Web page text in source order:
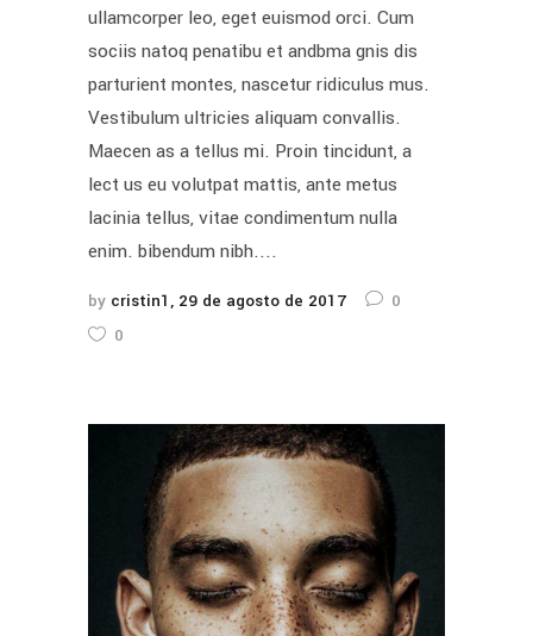
ullamcorper leo, eget euismod orci. Cum
sociis natoq penatibu et andbma gnis dis
parturient montes, nascetur ridiculus mus.
Vestibulum ultricies aliquam convallis.
Maecen as a tellus mi. Proin tincidunt, a
lect us eu volutpat mattis, ante metus
lacinia tellus, vitae condimentum nulla
enim. bibendum nibh....
by cristin1 29 de agosto de 2017
0
0